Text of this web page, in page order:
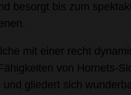
besorgt bis zum
mit einer recht
von Hornets-
gliedert sich